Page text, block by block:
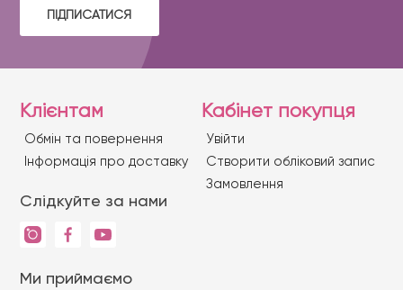
ПІДПИСАТИСЯ
Клієнтам
Обмін та повернення
Iнформація про доставку
Слідкуйте за нами
Ми приймаємо
Кабінет покупця
Увійти
Створити обліковий запис
Замовлення